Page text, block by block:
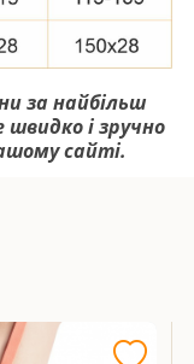
за найбільш
і зручно
сайті.